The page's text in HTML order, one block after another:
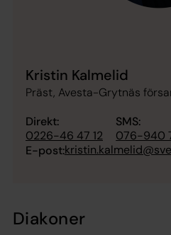
Kristin Kalmelid
Präst, Avesta-Grytnäs
Direkt:
0226-46 47 12
SMS:
076-940
E-post:
Diakoner